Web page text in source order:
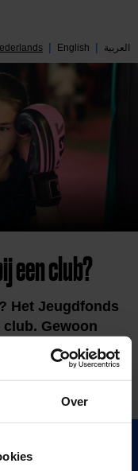
Over
English العربية
een club?
Het Jeugdfonds
Gewoon
DE CHECK.